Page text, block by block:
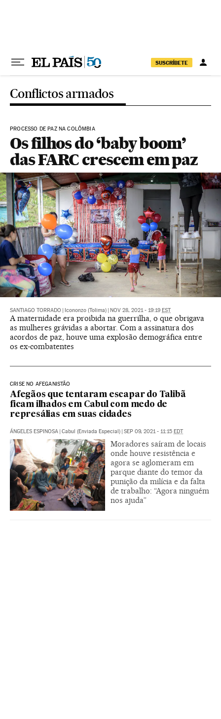
SUSCRÍBETE
Conflictos armados
PROCESSO DE PAZ NA COLÔMBIA
Os filhos do ‘baby boom’
das FARC crescem em paz
SANTIAGO TORRADO Icononzo (Tolima) NOV 28, 2021 - 19:19 EST
A maternidade era proibida na guerrilha, o que obrigava
as mulheres grávidas a abortar. Com a assinatura dos
acordos de paz, houve uma explosão demográfica entre
os ex-combatentes
CRISE NO AFEGANISTÃO
Afegãos que tentaram escapar do Talibã
ficam ilhados em Cabul com medo de
represálias em suas cidades
ÁNGELES ESPINOSA Cabul (Enviada Especial) SEP 09, 2021 - 11:15 EDT
Moradores saíram de locais
onde houve resistência e
agora se aglomeram em
parque diante do temor da
punição da milícia e da falta
de trabalho: “Agora ninguém
nos ajuda”